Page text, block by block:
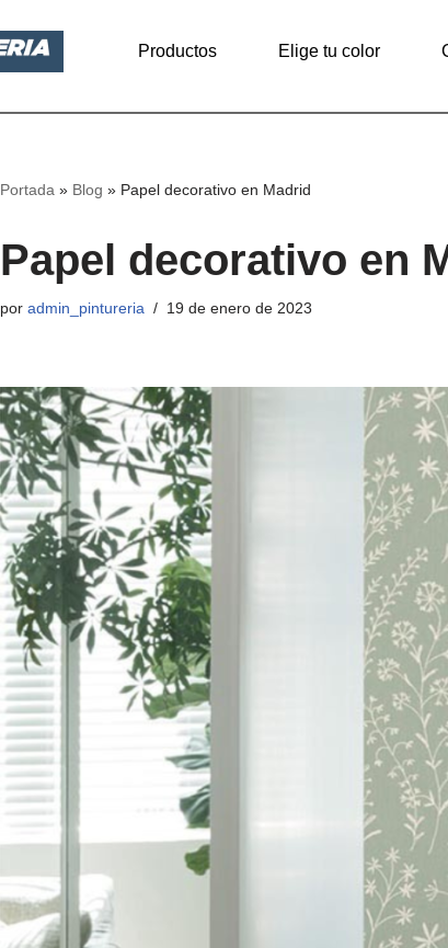
Productos Elige tu color
Portada» Blog » Papel decorativo en Madrid
Papel decorativo en
por admin_pintureria 19 de enero de 2023